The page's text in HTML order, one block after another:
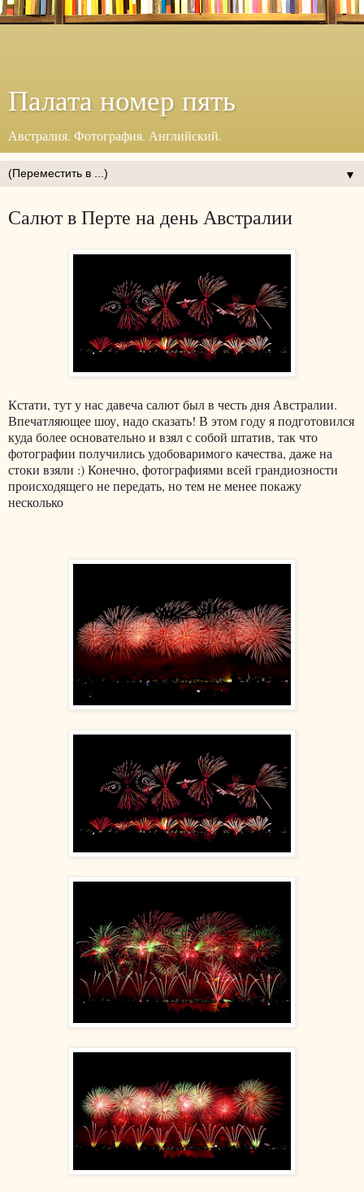
Палата номер пять
Австралия. Фотография. Английский.
▼
Салют в Перте на день Австралии
Кстати, тут у нас давеча салют был в честь дня Австралии.
Впечатляющее шоу, надо сказать! В этом году я подготовился
куда более основательно и взял с собой штатив, так что
фотографии получились удобоваримого качества, даже на
стоки взяли :) Конечно, фотографиями всей грандиозности
происходящего не передать, но тем не менее покажу
несколько